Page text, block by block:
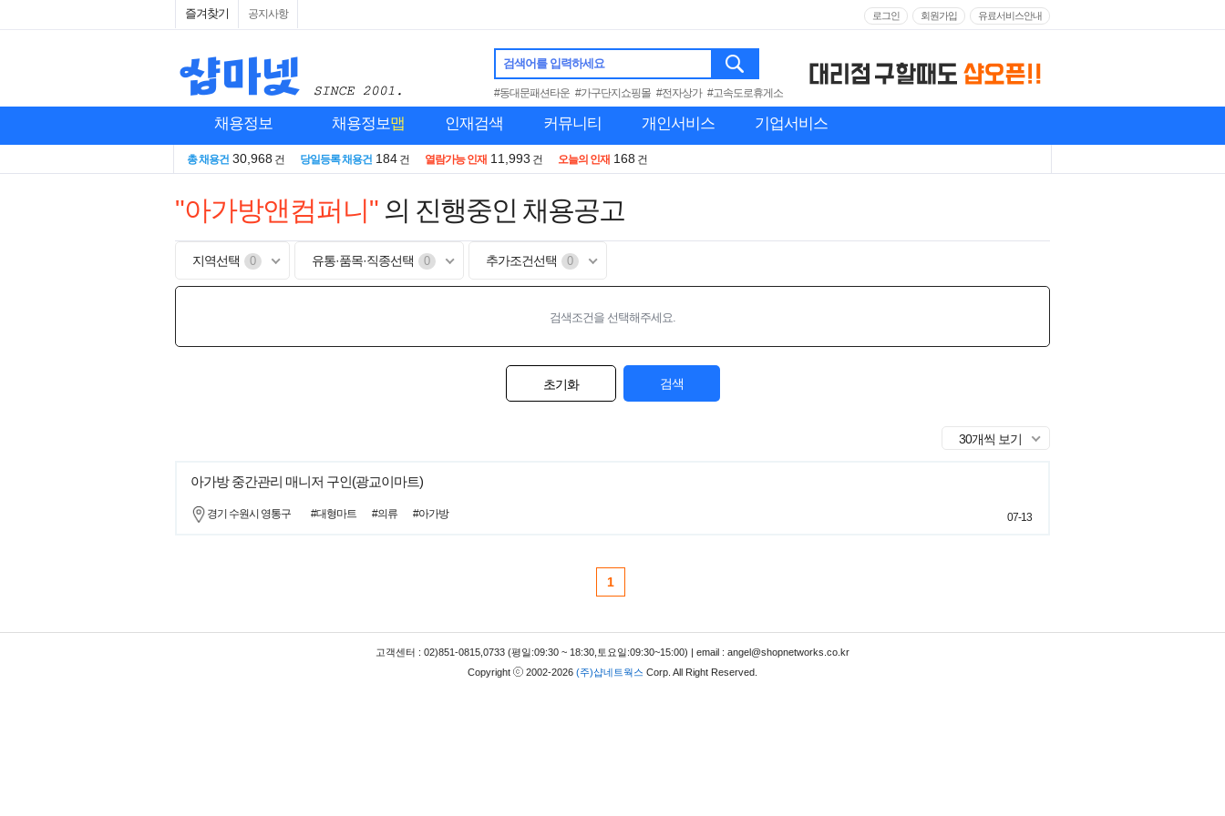
즐겨찾기 공지사항 로그인 회원가입 유료서비스안내
검색어를 입력하세요
#동대문패션타운 #가구단지쇼핑몰 #전자상가 #고속도로휴게소
채용정보 채용정보맵 인재검색 커뮤니티 개인서비스 기업서비스
총 채용건 30,968 건 당일등록 채용건 184 건 열람가능 인재 11,993 건 오늘의 인재 168 건
"아가방앤컴퍼니" 의 진행중인 채용공고
지역선택 0 유통·품목·직종선택 0 추가조건선택 0
검색조건을 선택해주세요.
초기화 검색
30개씩 보기
아가방 중간관리 매니저 구인(광교이마트)
경기 수원시 영통구 #대형마트 #의류 #아가방 07-13
1
고객센터 : 02)851-0815,0733 (평일:09:30 ~ 18:30,토요일:09:30~15:00) | email : angel@shopnetworks.co.kr
Copyright
2002-2026 (주)샵네트웍스 Corp. All Right Reserved.